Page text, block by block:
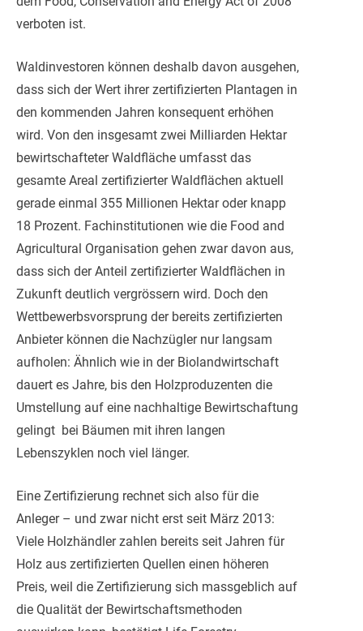
verboten ist.
Waldinvestoren können deshalb davon ausgehen,
dass sich der Wert ihrer zertifizierten Plantagen in
den kommenden Jahren konsequent erhöhen
wird. Von den insgesamt zwei Milliarden Hektar
bewirtschafteter Waldfläche umfasst das
gesamte Areal zertifizierter Waldflächen aktuell
gerade einmal 355 Millionen Hektar oder knapp
18 Prozent. Fachinstitutionen wie die Food and
Agricultural Organisation gehen zwar davon aus,
dass sich der Anteil zertifizierter Waldflächen in
Zukunft deutlich vergrössern wird. Doch den
Wettbewerbsvorsprung der bereits zertifizierten
Anbieter können die Nachzügler nur langsam
aufholen: Ähnlich wie in der Biolandwirtschaft
dauert es Jahre, bis den Holzproduzenten die
Umstellung auf eine nachhaltige Bewirtschaftung
gelingt  bei Bäumen mit ihren langen
Lebenszyklen noch viel länger.
Eine Zertifizierung rechnet sich also für die
Anleger – und zwar nicht erst seit März 2013:
Viele Holzhändler zahlen bereits seit Jahren für
Holz aus zertifizierten Quellen einen höheren
Preis, weil die Zertifizierung sich massgeblich auf
die Qualität der Bewirtschaftsmethoden